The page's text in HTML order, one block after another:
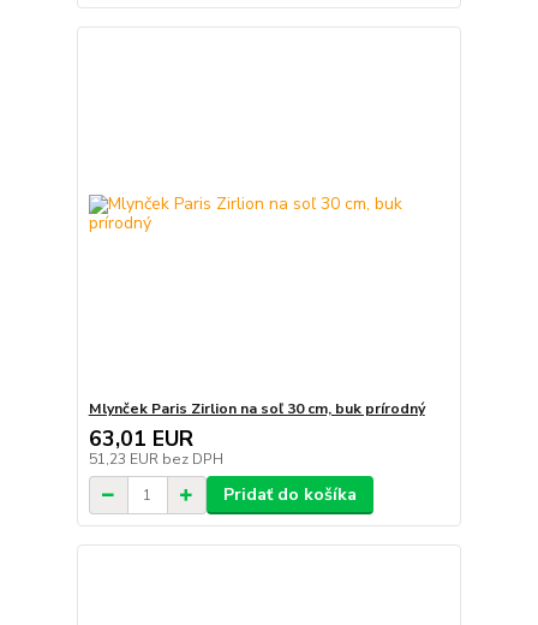
Mlynček Paris Zirlion na soľ 30 cm, buk prírodný
63,01 EUR
51,23 EUR bez DPH
Pridať do košíka